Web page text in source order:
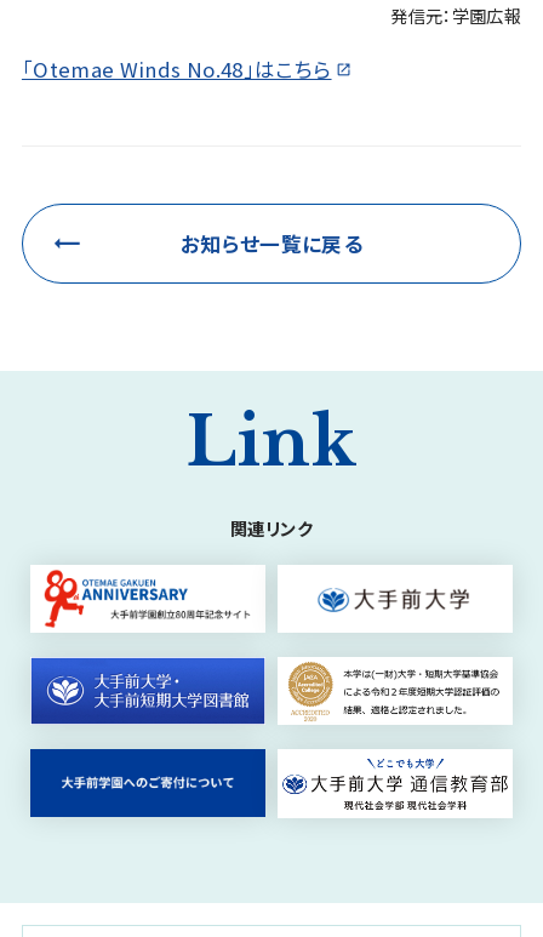
発信元：学園広報
「Otemae Winds No.48」はこちら
お知らせ一覧に戻る
Link
関連リンク